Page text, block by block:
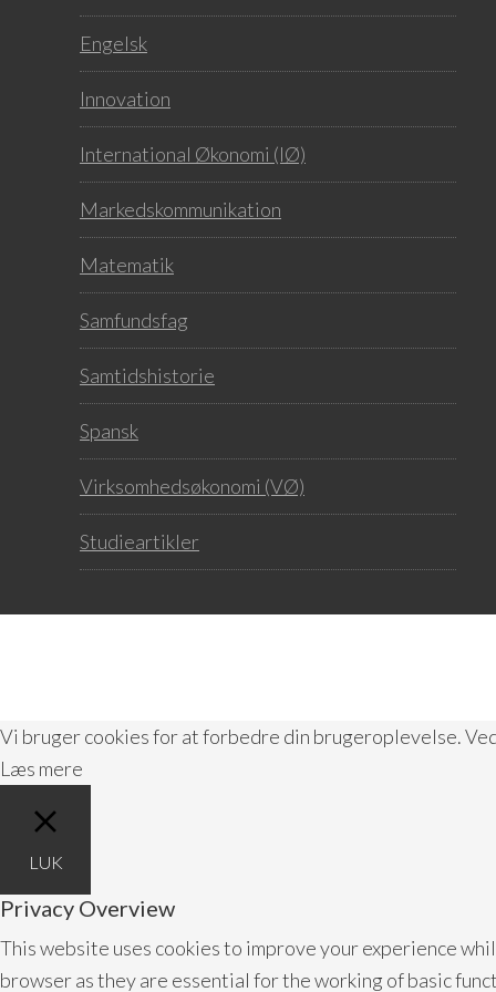
Engelsk
Innovation
International Økonomi (IØ)
Markedskommunikation
Matematik
Samfundsfag
Samtidshistorie
Spansk
Virksomhedsøkonomi (VØ)
Studieartikler
Vi bruger cookies for at forbedre din brugeroplevelse.
Læs mere
LUK
Privacy Overview
This website uses cookies to improve your experience
browser as they are essential for the working of basic